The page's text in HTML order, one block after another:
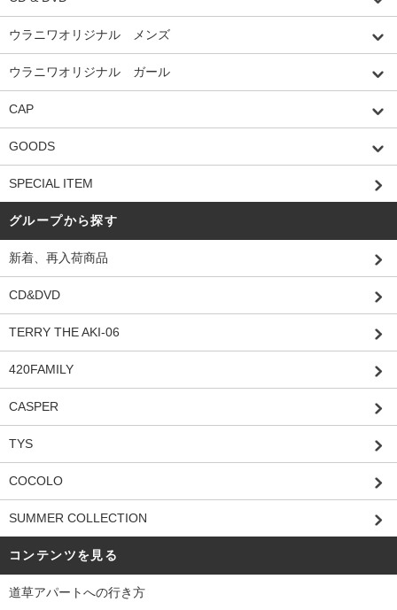
ウラニワオリジナル メンズ
ウラニワオリジナル ガール
CAP
GOODS
SPECIAL ITEM
グループから探す
新着、再入荷商品
CD&DVD
TERRY THE AKI-06
420FAMILY
CASPER
TYS
COCOLO
SUMMER COLLECTION
コンテンツを見る
道草アパートへの行き方